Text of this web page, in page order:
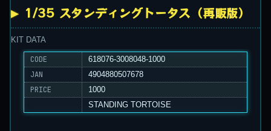
1/35 スタンディングトータス（再販版）
KIT DATA
CODE 618076-3008048-1000
JAN 4904880507678
PRICE
1000
STANDING TORTOISE